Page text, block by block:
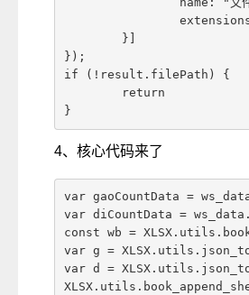
});
if (!result.filePath) {
}
4、核心代码来了
var gaoCountData =
var diCountData =
const wb =
var g =
var d =